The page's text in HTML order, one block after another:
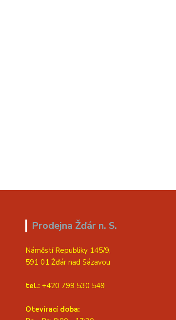
Prodejna Žďár n. S.
Náměstí Republiky 145/9,
591 01 Žďár nad Sázavou
tel.: +420 799 530 549
Otevírací doba: